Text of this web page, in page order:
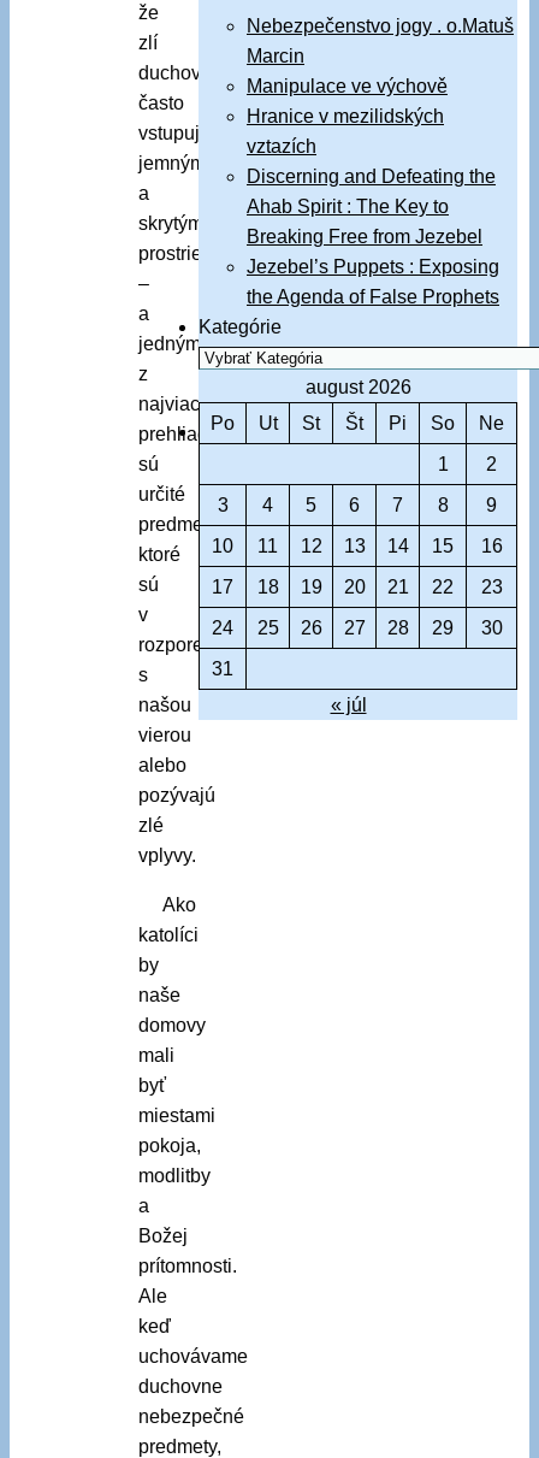
že
zlí
duchovia
často
vstupujú
jemnými
a
skrytými
prostriedkami
–
a
jedným
z
najviac
prehliadaných
sú
určité
predmety,
ktoré
sú
v
rozpore
s
našou
vierou
alebo
pozývajú
zlé
vplyvy.
Ako
katolíci
by
naše
domovy
mali
byť
miestami
pokoja,
modlitby
a
Božej
prítomnosti.
Ale
keď
uchovávame
duchovne
nebezpečné
predmety,
Nebezpečenstvo jogy . o.Matuš
Marcin
Manipulace ve výchově
Hranice v mezilidských
vztazích
Discerning and Defeating the
Ahab Spirit : The Key to
Breaking Free from Jezebel
Jezebel’s Puppets : Exposing
the Agenda of False Prophets
Kategórie
august 2026
Po
Ut St Št Pi So
Ne
1
2
3
4 5 6 7 8
9
10
11 12 13 14 15
16
17
18 19 20 21 22
23
24
25 26 27 28 29
30
31
« júl